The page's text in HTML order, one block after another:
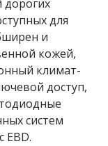
дорогих
для
и
кожей,
климат-
доступ,
систем
EBD.